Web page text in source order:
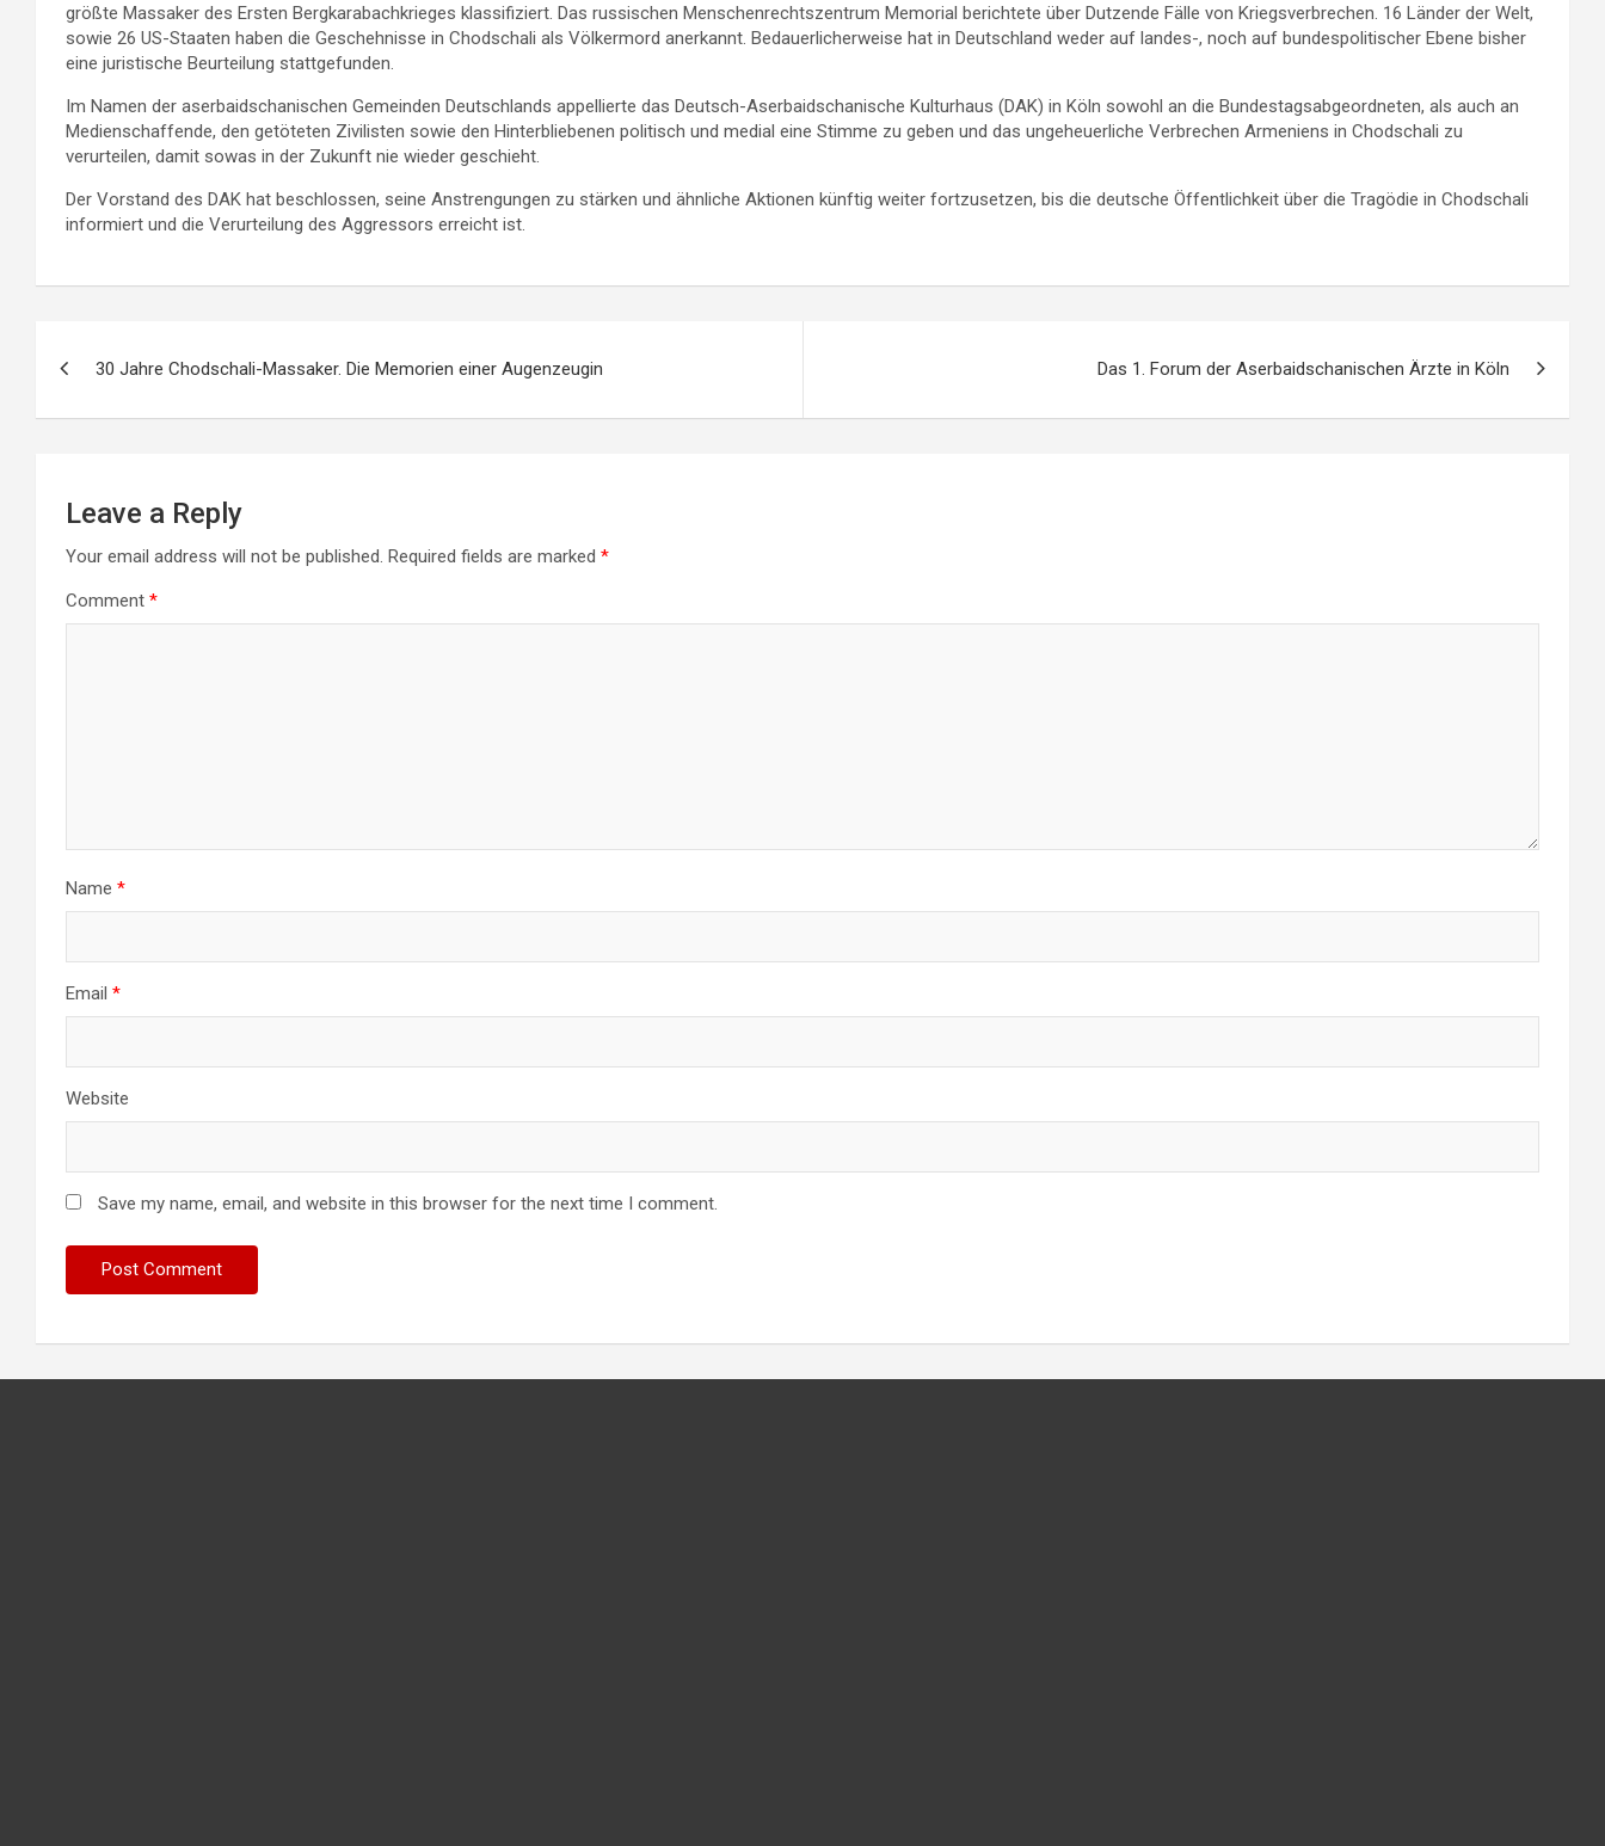
größte Massaker des Ersten Bergkarabachkrieges klassifiziert. Das russischen Menschenrechtszentrum Memorial berichtete über Dutzende Fälle von Kriegsverbrechen. 16 Länder der Welt,
sowie 26 US-Staaten haben die Geschehnisse in Chodschali als Völkermord anerkannt. Bedauerlicherweise hat in Deutschland weder auf landes-, noch auf bundespolitischer Ebene bisher
eine juristische Beurteilung stattgefunden.
Im Namen der aserbaidschanischen Gemeinden Deutschlands appellierte das Deutsch-Aserbaidschanische Kulturhaus (DAK) in Köln sowohl an die Bundestagsabgeordneten, als auch an
Medienschaffende, den getöteten Zivilisten sowie den Hinterbliebenen politisch und medial eine Stimme zu geben und das ungeheuerliche Verbrechen Armeniens in Chodschali zu
verurteilen, damit sowas in der Zukunft nie wieder geschieht.
Der Vorstand des DAK hat beschlossen, seine Anstrengungen zu stärken und ähnliche Aktionen künftig weiter fortzusetzen, bis die deutsche Öffentlichkeit über die Tragödie in Chodschali
informiert und die Verurteilung des Aggressors erreicht ist.
30 Jahre Chodschali-Massaker. Die Memorien einer Augenzeugin Das 1. Forum der Aserbaidschanischen Ärzte in Köln
Leave a Reply
Your email address will not be published. Required fields are marked *
Comment *
Name *
Email *
Website
Save my name, email, and website in this browser for the next time I comment.